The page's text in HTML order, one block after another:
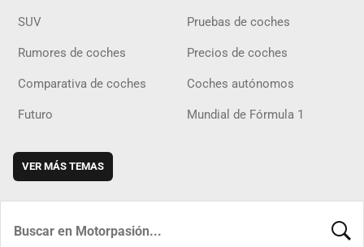
SUV Pruebas de coches
Rumores de coches Precios de coches
Comparativa de coches Coches autónomos
Futuro Mundial de Fórmula 1
VER MÁS TEMAS